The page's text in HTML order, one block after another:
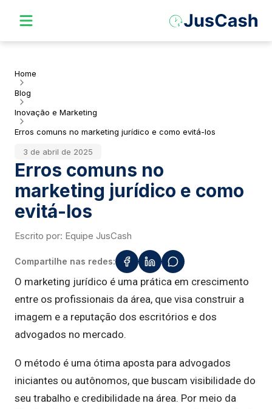
Home
Blog
Inovação e Marketing
Erros comuns no marketing jurídico e como evitá-los
3 de abril de 2025
Erros comuns no
marketing jurídico e como
evitá-los
Escrito por: Equipe JusCash
Compartilhe nas redes:
O marketing jurídico é uma prática em crescimento
entre os profissionais da área, que visa construir a
imagem e a reputação dos escritórios e dos
advogados no mercado.
O método é uma ótima aposta para advogados
iniciantes ou autônomos, que buscam visibilidade do
seu trabalho e credibilidade na área. Por meio da